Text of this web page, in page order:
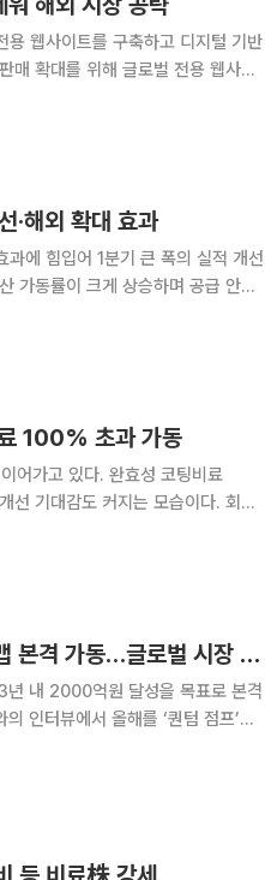
웹사이트를 구축하고 디지털 기반
해외 확대 효과
에 힘입어 1분기 큰 폭의 실적 개선
가동률이 크게 상승하며 공급 안정
100% 초과 가동
어가고 있다. 완효성 코팅비료
선 기대감도 커지는 모습이다. 회사
김창균 누보 대표 “3년 내 2000억 성장 로드맵 본격 가동…글로벌 시장 판 흔든다”
년 내 2000억원 달성을 목표로 본격